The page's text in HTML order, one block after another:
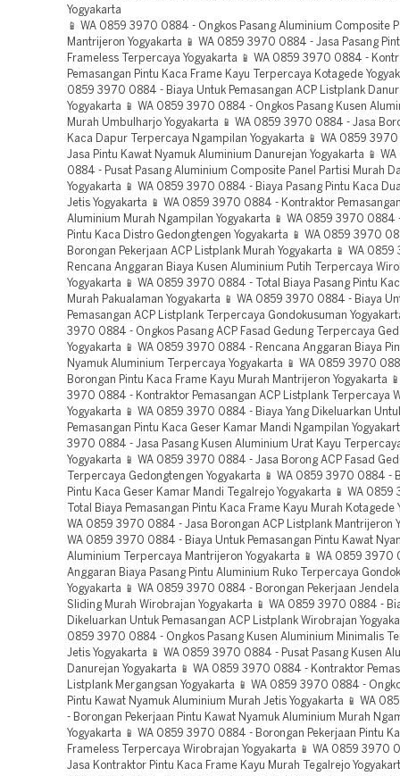
Yogyakarta
📱 WA 0859 3970 0884 - Ongkos Pasang Aluminium Composite
Mantrijeron Yogyakarta 📱 WA 0859 3970 0884 - Jasa Pasang
Frameless Terpercaya Yogyakarta 📱 WA 0859 3970 0884 -
Pemasangan Pintu Kaca Frame Kayu Terpercaya Kotagede
0859 3970 0884 - Biaya Untuk Pemasangan ACP Listplank
Yogyakarta 📱 WA 0859 3970 0884 - Ongkos Pasang Kusen
Murah Umbulharjo Yogyakarta 📱 WA 0859 3970 0884 - Jasa
Kaca Dapur Terpercaya Ngampilan Yogyakarta 📱 WA 0859
Jasa Pintu Kawat Nyamuk Aluminium Danurejan Yogyakarta 📱
0884 - Pusat Pasang Aluminium Composite Panel Partisi Murah
Yogyakarta 📱 WA 0859 3970 0884 - Biaya Pasang Pintu Kaca
Jetis Yogyakarta 📱 WA 0859 3970 0884 - Kontraktor
Aluminium Murah Ngampilan Yogyakarta 📱 WA 0859 3970 0884
Pintu Kaca Distro Gedongtengen Yogyakarta 📱 WA 0859 3970
Borongan Pekerjaan ACP Listplank Murah Yogyakarta 📱 WA
Rencana Anggaran Biaya Kusen Aluminium Putih Terpercaya
Yogyakarta 📱 WA 0859 3970 0884 - Total Biaya Pasang Pintu
Murah Pakualaman Yogyakarta 📱 WA 0859 3970 0884 - Biaya
Pemasangan ACP Listplank Terpercaya Gondokusuman
3970 0884 - Ongkos Pasang ACP Fasad Gedung Terpercaya
Yogyakarta 📱 WA 0859 3970 0884 - Rencana Anggaran Biaya
Nyamuk Aluminium Terpercaya Yogyakarta 📱 WA 0859 3970
Borongan Pintu Kaca Frame Kayu Murah Mantrijeron Yogyakarta
3970 0884 - Kontraktor Pemasangan ACP Listplank Terpercaya
Yogyakarta 📱 WA 0859 3970 0884 - Biaya Yang Dikeluarkan
Pemasangan Pintu Kaca Geser Kamar Mandi Ngampilan
3970 0884 - Jasa Pasang Kusen Aluminium Urat Kayu
Yogyakarta 📱 WA 0859 3970 0884 - Jasa Borong ACP Fasad
Terpercaya Gedongtengen Yogyakarta 📱 WA 0859 3970 0884 -
Pintu Kaca Geser Kamar Mandi Tegalrejo Yogyakarta 📱 WA
Total Biaya Pemasangan Pintu Kaca Frame Kayu Murah Kotagede
WA 0859 3970 0884 - Jasa Borongan ACP Listplank Mantrijeron
WA 0859 3970 0884 - Biaya Untuk Pemasangan Pintu Kawat
Aluminium Terpercaya Mantrijeron Yogyakarta 📱 WA 0859 3970
Anggaran Biaya Pasang Pintu Aluminium Ruko Terpercaya
Yogyakarta 📱 WA 0859 3970 0884 - Borongan Pekerjaan
Sliding Murah Wirobrajan Yogyakarta 📱 WA 0859 3970 0884 -
Dikeluarkan Untuk Pemasangan ACP Listplank Wirobrajan
0859 3970 0884 - Ongkos Pasang Kusen Aluminium Minimalis
Jetis Yogyakarta 📱 WA 0859 3970 0884 - Pusat Pasang Kusen
Danurejan Yogyakarta 📱 WA 0859 3970 0884 - Kontraktor
Listplank Mergangsan Yogyakarta 📱 WA 0859 3970 0884 -
Pintu Kawat Nyamuk Aluminium Murah Jetis Yogyakarta 📱 WA
- Borongan Pekerjaan Pintu Kawat Nyamuk Aluminium Murah
Yogyakarta 📱 WA 0859 3970 0884 - Borongan Pekerjaan Pintu
Frameless Terpercaya Wirobrajan Yogyakarta 📱 WA 0859 3970
Jasa Kontraktor Pintu Kaca Frame Kayu Murah Tegalrejo